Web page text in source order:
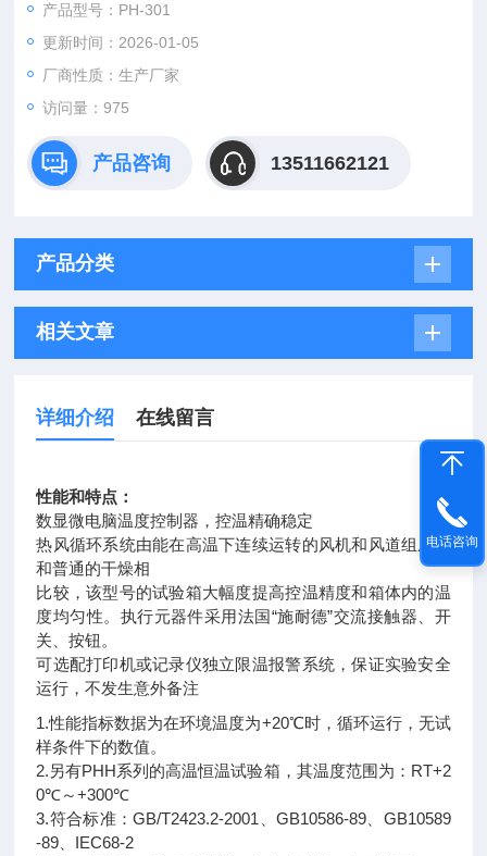
产品型号：PH-301
更新时间：2026-01-05
厂商性质：生产厂家
访问量：975
产品咨询 13511662121
产品分类
相关文章
详细介绍 在线留言
性能和特点：
数显微电脑温度控制器，控温精确稳定
热风循环系统由能在高温下连续运转的风机和风道组成，
和普通的干燥相
比较，该型号的试验箱大幅度提高控温精度和箱体内的温
度均匀性。执行元器件采用法国“施耐德”交流接触器、开
关、按钮。
可选配打印机或记录仪独立限温报警系统，保证实验安全
运行，不发生意外备注
1.性能指标数据为在环境温度为+20℃时，循环运行，无试
样条件下的数值。
2.另有PHH系列的高温恒温试验箱，其温度范围为：RT+2
0℃～+300℃
3.符合标准：GB/T2423.2-2001、GB10586-89、GB10589
-89、IEC68-2
电话咨询